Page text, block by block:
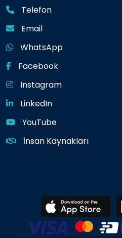
Telefon
Email
WhatsApp
Facebook
Instagram
LinkedIn
YouTube
İnsan Kaynakları